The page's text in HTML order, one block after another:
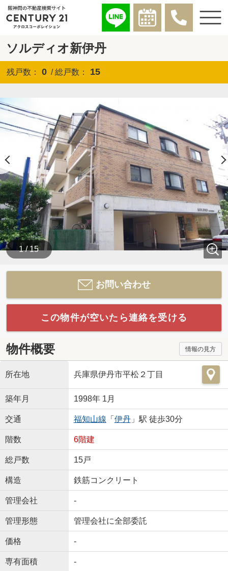
ソルディオ新伊丹
残戸数： 0 / 総戸数： 15
1 / 15
お問い合わせ
この物件が空いたら連絡を受ける
物件概要 情報の見方
所在地 兵庫県伊丹市平松２丁目
築年月 1998年 1月
交通 福知山線 「 伊丹」駅 徒歩30分
階数 6階建
総戸数 15戸
構造 鉄筋コンクリート
管理会社 -
管理形態 管理会社に全部委託
価格 -
専有面積 -